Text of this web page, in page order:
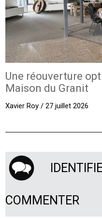
Une réouverture
Maison du Granit
Xavier Roy / 27 juillet 2026
COMMENTER